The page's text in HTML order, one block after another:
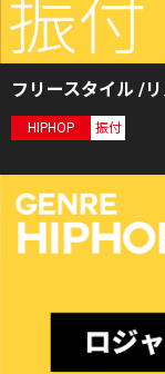
フリースタイル /
HIPHOP 振付